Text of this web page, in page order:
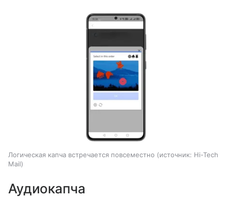
Логическая капча встречается повсеместно источник: Hi-Tech
Mail
Аудиокапча